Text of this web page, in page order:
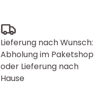
Lieferung nach Wunsch:
Abholung im Paketshop
oder Lieferung nach
Hause